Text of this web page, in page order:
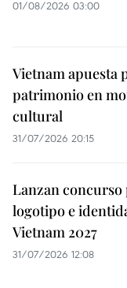
01/08/2026 03:00
Vietnam apuesta
patrimonio en
cultural
31/07/2026 20:15
Lanzan concurso
logotipo e
Vietnam 2027
31/07/2026 12:08